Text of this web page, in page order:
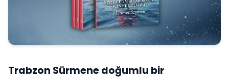
Trabzon Sürmene doğumlu bir